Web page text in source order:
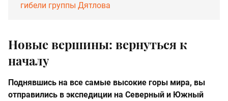
гибели группы Дятлова
Новые вершины: вернуться к
началу
Поднявшись на все самые высокие горы мира, вы
отправились в экспедиции на Северный и Южный